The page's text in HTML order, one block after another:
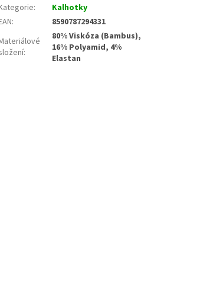
:
Kalhotky
:
8590787294331
:
80% Viskóza (Bambus),
16% Polyamid, 4%
Elastan